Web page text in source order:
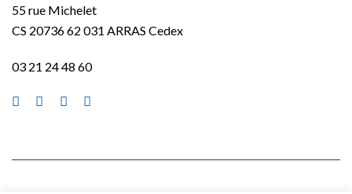
55 rue Michelet
CS 20736 62 031 ARRAS Cedex
03 21 24 48 60